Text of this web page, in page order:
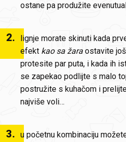
ostane pa produžite
2. lignje morate skinuti kada
efekt kao sa žara ostavite
protesite par puta, i kada ih
se zapekao podlijte s malo
postružite s kuhačom i
najviše voli…
3. u početnu kombinaciju